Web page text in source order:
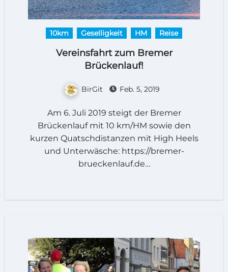
10km Geselligkeit HM Reise
Vereinsfahrt zum Bremer
Brückenlauf!
BirGit Feb. 5, 2019
Am 6. Juli 2019 steigt der Bremer
Brückenlauf mit 10 km/HM sowie den
kurzen Quatschdistanzen mit High Heels
und Unterwäsche: https://bremer-
brueckenlauf.de…